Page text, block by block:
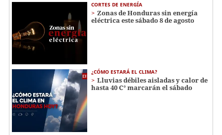
CORTES DE ENERGÍA
Zonas de Honduras sin energía
eléctrica este sábado 8 de agosto
¿CÓMO ESTARÁ EL CLIMA?
Lluvias débiles aisladas y calor de
hasta 40 C° marcarán el sábado